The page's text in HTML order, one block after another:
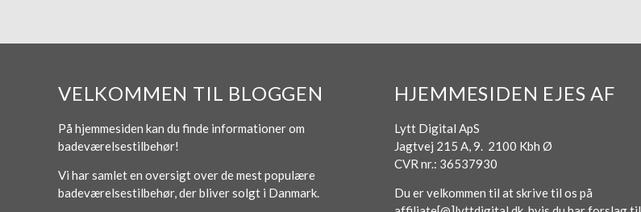
VELKOMMEN TIL BLOGGEN
På hjemmesiden kan du finde informationer om
badeværelsestilbehør!
Vi har samlet en oversigt over de mest populære
badeværelsestilbehør, der bliver solgt i Danmark.
HJEMMESIDEN EJES AF
Lytt Digital ApS
Jagtvej 215 A, 9. 2100 Kbh Ø
CVR nr.: 36537930
Du er velkommen til at skrive til os på